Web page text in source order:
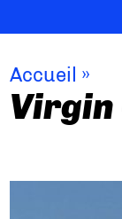
Accueil »